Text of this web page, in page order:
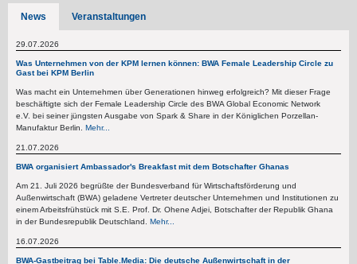
News Veranstaltungen
29.07.2026
Was Unternehmen von der KPM lernen können: BWA Female Leadership Circle zu
Gast bei KPM Berlin
Was macht ein Unternehmen über Generationen hinweg erfolgreich? Mit dieser Frage
beschäftigte sich der Female Leadership Circle des BWA Global Economic Network
e.V. bei seiner jüngsten Ausgabe von Spark & Share in der Königlichen Porzellan-
Manufaktur Berlin. Mehr...
21.07.2026
BWA organisiert Ambassador's Breakfast mit dem Botschafter Ghanas
Am 21. Juli 2026 begrüßte der Bundesverband für Wirtschaftsförderung und
Außenwirtschaft (BWA) geladene Vertreter deutscher Unternehmen und Institutionen zu
einem Arbeitsfrühstück mit S.E. Prof. Dr. Ohene Adjei, Botschafter der Republik Ghana
in der Bundesrepublik Deutschland. Mehr...
16.07.2026
BWA-Gastbeitrag bei Table.Media: Die deutsche Außenwirtschaft in der